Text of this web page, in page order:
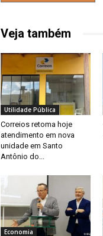
Veja também
Utilidade Pública
Correios retoma hoje
atendimento em nova
unidade em Santo
Antônio do...
Economia